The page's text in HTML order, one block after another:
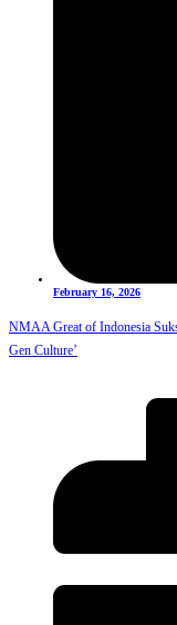
February 16, 2026
NMAA Great of Indonesia
Gen Culture’